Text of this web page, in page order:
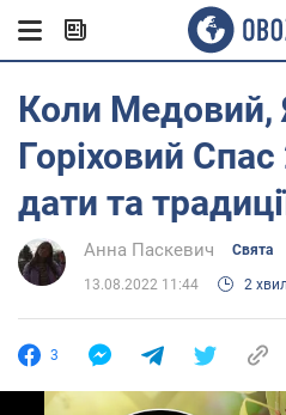
Коли Медовий,
Горіховий
дати та
Анна Паскевич Свята
13.08.2022 11:44 2
3